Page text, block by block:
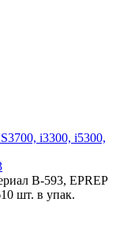
i3300, i5300,
В-593, EPREP
шт. в упак.